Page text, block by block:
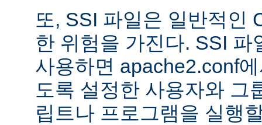
또, SSI 파일은 일반적인
한 위험을 가진다. SSI 파
사용하면 apache2.conf
도록 설정한 사용자와 그
립트나 프로그램을 실행